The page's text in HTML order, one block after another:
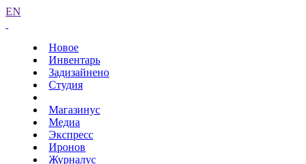
EN
Новое
Инвентарь
Задизайнено
Студия
Магазинус
Медиа
Экспресс
Иронов
Журналус